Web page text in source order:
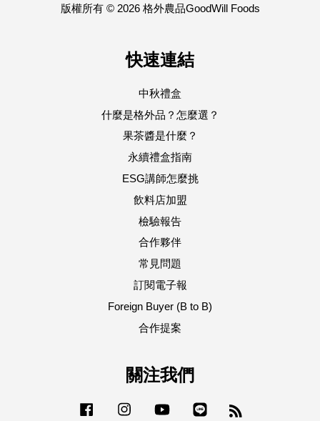
版權所有 © 2026 格外農品GoodWill Foods
快速連結
中秋禮盒
什麼是格外品？怎麼選？
果茶醬是什麼？
永續禮盒指南
ESG講師怎麼挑
飲料店加盟
檢驗報告
合作夥伴
常見問題
訂閱電子報
Foreign Buyer (B to B)
合作提案
關注我們
Facebook Instagram YouTube